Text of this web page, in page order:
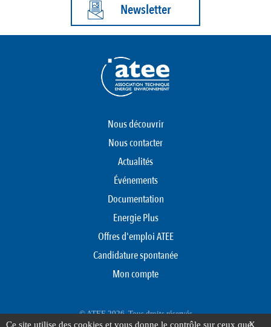
Newsletter
Nous découvrir
Nous contacter
Actualités
Événements
Documentation
Energie Plus
Offres d'emploi ATEE
Candidature spontanée
Mon compte
© ATEE 2026. Tous droits réservés
X
Ce site utilise des cookies et vous donne le contrôle sur ceux que